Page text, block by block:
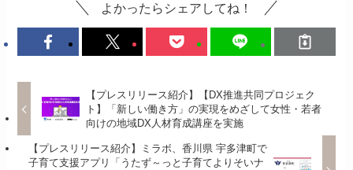
よかったらシェアしてね！
【プレスリリース紹介】【DX推進共同プロジェク
ト】「新しい働き方」の実現をめざして女性・若者
向けの地域DX人材育成講座を実施
【プレスリリース紹介】ミラボ、香川県 宇多津町で
子育て支援アプリ「うたず～っと子育てよりそいナ